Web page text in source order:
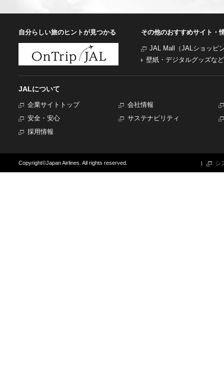
自分らしい旅のヒントが見つかる その他のおすすめサイト・
JAL Mall（JALショッピ
壁紙・デジタルグッズなど
JALについて
企業サイトトップ
会社情報
安全・安心
サステナビリティ
採用情報
Copyright©Japan Airlines. All rights reserved. シ